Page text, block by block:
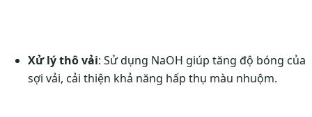
Xử lý thô vải: Sử dụng NaOH giúp tăng độ bóng của
sợi vải, cải thiện khả năng hấp thụ màu nhuộm.